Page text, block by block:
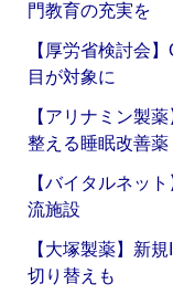
門教育の充実を
【厚労省検討会
目が対象に
【アリナミン製
整える睡眠改善薬
【バイタルネッ
流施設
【大塚製薬】新
切り替えも